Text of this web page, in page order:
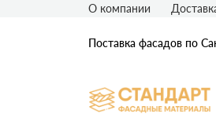
Поставка фасадов по
О компании